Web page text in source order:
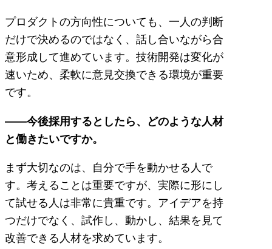
プロダクトの方向性についても、一人の判断
だけで決めるのではなく、話し合いながら合
意形成して進めています。技術開発は変化が
速いため、柔軟に意見交換できる環境が重要
です。
――今後採用するとしたら、どのような人材
と働きたいですか。
まず大切なのは、自分で手を動かせる人で
す。考えることは重要ですが、実際に形にし
て試せる人は非常に貴重です。アイデアを持
つだけでなく、試作し、動かし、結果を見て
改善できる人材を求めています。